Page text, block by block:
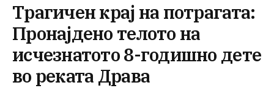
Трагичен крај на потрагата:
Пронајдено телото на
исчезнатото 8-годишно дете
во реката Драва